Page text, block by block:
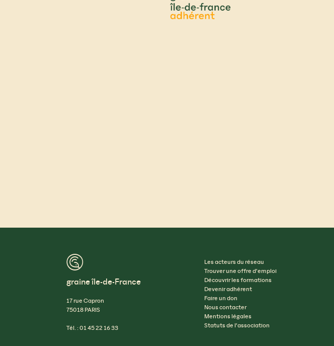
™
graine île-de-France
17 rue Capron
75018 PARIS
Tél. : 01 45 22 16 33
Les acteurs du réseau
Trouver une offre d’emploi
Découvrir les formations
Devenir adhérent
Faire un don
Nous contacter
Mentions légales
Statuts de l’association